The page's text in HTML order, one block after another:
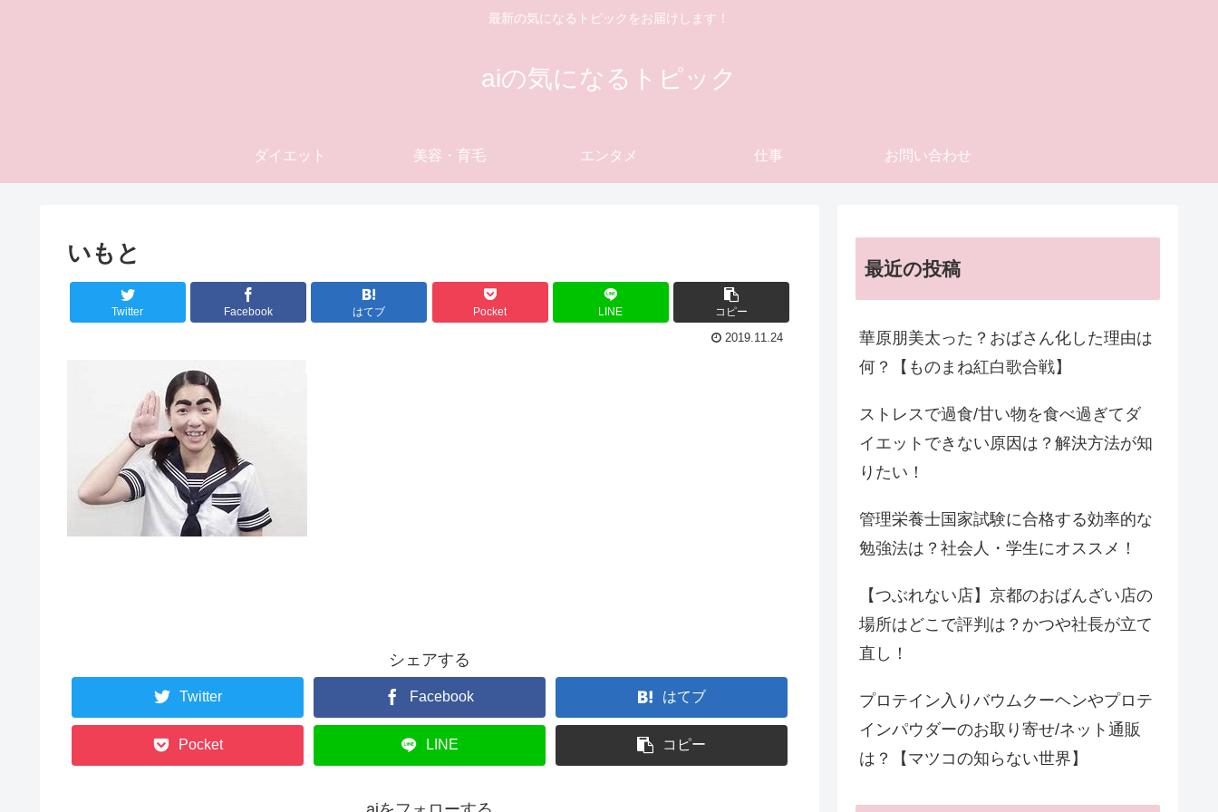
最新の気になるトピックをお届けします！
aiの気になるトピック
ダイエット 美容・育毛 エンタメ 仕事 お問い合わせ
いもと
Twitter Facebook はてブ Pocket LINE コピー
2019.11.24
シェアする
Twitter Facebook はてブ
Pocket LINE コピー
最近の投稿
華原朋美太った？おばさん化した理由は
何？【ものまね紅白歌合戦】
ストレスで過食/甘い物を食べ過ぎてダ
イエットできない原因は？解決方法が知
りたい！
管理栄養士国家試験に合格する効率的な
勉強法は？社会人・学生にオススメ！
【つぶれない店】京都のおばんざい店の
場所はどこで評判は？かつや社長が立て
直し！
プロテイン入りバウムクーヘンやプロテ
インパウダーのお取り寄せ/ネット通販
は？【マツコの知らない世界】